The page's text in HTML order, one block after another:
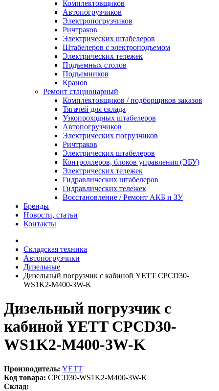
Комплектовщиков
Автопогрузчиков
Электропогрузчиков
Ричтраков
Электрических штабелеров
Штабелеров с электроподъемом
Электрических тележек
Подъемных столов
Подъемников
Кранов
Ремонт стационарный
Комплектовщиков / подборщиков заказов
Тягачей для склада
Узкопроходных штабелеров
Автопогрузчиков
Электрических погрузчиков
Ричтраков
Электрических штабелеров
Контроллеров, блоков управления (ЭБУ)
Электрических тележек
Гидравлических штабелеров
Гидравлических тележек
Восстановление / Ремонт АКБ и ЗУ
Бренды
Новости, статьи
Контакты
Складская техника
Автопогрузчики
Дизельные
Дизельный погрузчик с кабиной YETT CPCD30-
WS1K2-M400-3W-K
Дизельный погрузчик с
кабиной YETT CPCD30-
WS1K2-M400-3W-K
Производитель: YETT
Код товара: CPCD30-WS1K2-M400-3W-K
Склад: